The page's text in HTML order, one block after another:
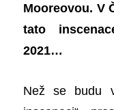
Mooreovou. V
tato
2021…
Než se budu